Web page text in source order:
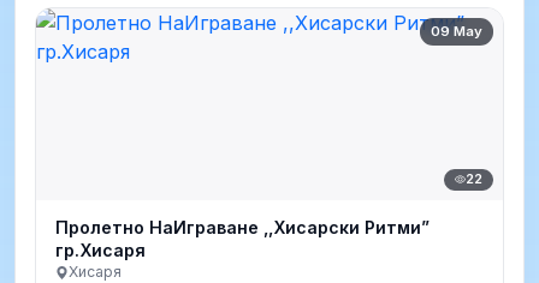
09 May
22
Пролетно НаИграване ,,Хисарски Ритми”
гр.Хисаря
Хисаря